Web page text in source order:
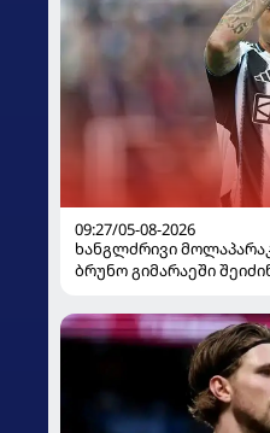
09:27/05-08-2026
ხანგლძრივი
ბრუნო გიმარაეში